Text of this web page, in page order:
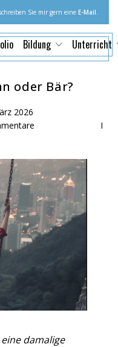
Sie mir gern eine E-Mail.
Bildung Unterricht
oder Bär?
2026
I
damalige